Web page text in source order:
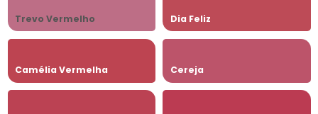
Trevo Vermelho Dia Feliz
Camélia Vermelha Cereja